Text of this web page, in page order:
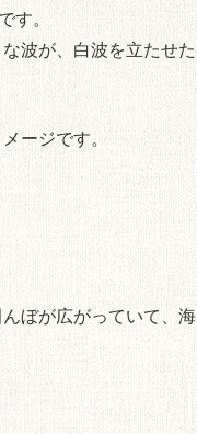
す。
波が、白波を立たせた
ージです。
ぼが広がっていて、海